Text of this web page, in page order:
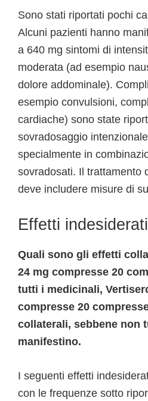
Sono stati riportati pochi
Alcuni pazienti hanno
a 640 mg sintomi di
moderata (ad esempio
dolore addominale).
esempio convulsioni,
cardiache) sono state
sovradosaggio
specialmente in
sovradosati. Il trattamento
deve includere misure di
Effetti indesiderati
Quali sono gli effetti
24 mg compresse 20
tutti i medicinali,
compresse 20
collaterali, sebbene non
manifestino.
I seguenti effetti
con le frequenze sotto